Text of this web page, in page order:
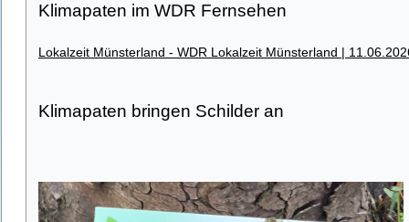
Klimapaten im WDR Fernsehen
Lokalzeit Münsterland - WDR Lokalzeit Münsterland |
Klimapaten bringen Schilder an